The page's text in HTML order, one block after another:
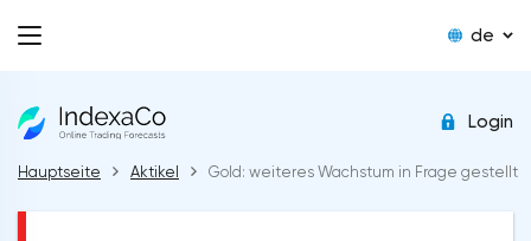
de
Login
Hauptseite Aktikel Gold: weiteres Wachstum in Frage gestellt